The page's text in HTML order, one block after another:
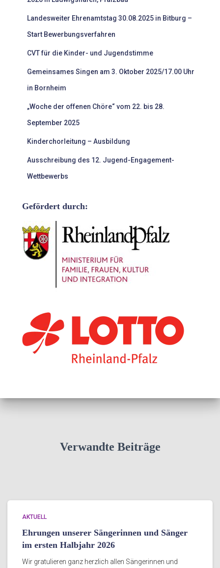
Landesweiter Ehrenamtstag 30.08.2025 in Bitburg –
Start Bewerbungsverfahren
CVT für die Kinder- und Jugendstimme
Gemeinsames Singen am 3. Oktober 2025/17.00 Uhr
in Bornheim
„Woche der offenen Chöre“ vom 22. bis 28.
September 2025
Kinderchorleitung – Ausbildung
Ausschreibung des 12. Jugend-Engagement-
Wettbewerbs
Gefördert durch:
Verwandte Beiträge
AKTUELL
Ehrungen unserer Sängerinnen und Sänger
im ersten Halbjahr 2026
Wir gratulieren ganz herzlich allen Sängerinnen und